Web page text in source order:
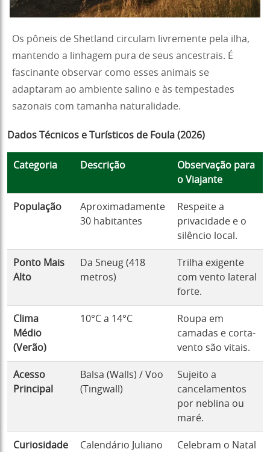
Os pôneis de Shetland circulam livremente pela ilha,
mantendo a linhagem pura de seus ancestrais. É
fascinante observar como esses animais se
adaptaram ao ambiente salino e às tempestades
sazonais com tamanha naturalidade.
Dados Técnicos e Turísticos de Foula (2026)
Categoria Descrição
Observação para
o Viajante
População
Aproximadamente
30 habitantes
Respeite a
privacidade e o
silêncio local.
Ponto Mais
Alto
Da Sneug (418
metros)
Trilha exigente
com vento lateral
forte.
Clima
Médio
(Verão)
10°C a 14°C
Roupa em
camadas e corta-
vento são vitais.
Acesso
Principal
Balsa (Walls) / Voo
(Tingwall)
Sujeito a
cancelamentos
por neblina ou
maré.
Curiosidade
Calendário Juliano
Celebram o Natal